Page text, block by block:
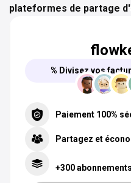
plateformes de partage
% Divisez vos
Paiement 100%
Partagez et
+300